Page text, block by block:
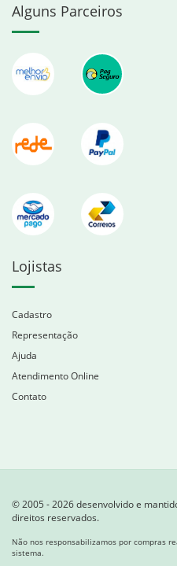
Alguns Parceiros
Lojistas
Cadastro
Representação
Ajuda
Atendimento Online
Contato
© 2005 - 2026 desenvolvido e
direitos reservados.
Não nos responsabilizamos por compras
sistema.